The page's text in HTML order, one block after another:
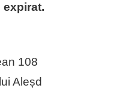
expirat.
108
Aleșd